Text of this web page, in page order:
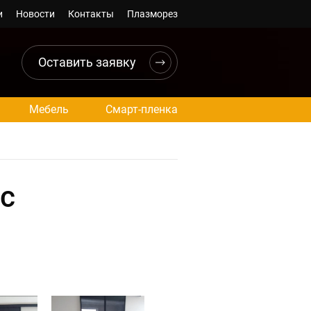
Новости Контакты Плазморез
Оставить заявку
Мебель Смарт-пленка